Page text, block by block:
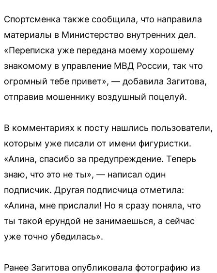
Спортсменка также сообщила, что направила
материалы в Министерство внутренних дел.
«Переписка уже передана моему хорошему
знакомому в управление МВД России, так что
огромный тебе привет», — добавила Загитова,
отправив мошеннику воздушный поцелуй.
В комментариях к посту нашлись пользователи,
которым уже писали от имени фигуристки.
«Алина, спасибо за предупреждение. Теперь
знаю, что это не ты», — написал один
подписчик. Другая подписчица отметила:
«Алина, мне прислали! Но я сразу поняла, что
ты такой ерундой не занимаешься, а сейчас
уже точно убедилась».
Ранее Загитова опубликовала фотографию из